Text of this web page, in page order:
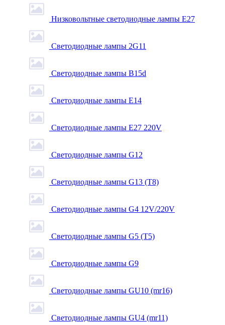
Низковольтные светодиодные лампы E27
Светодиодные лампы 2G11
Светодиодные лампы B15d
Светодиодные лампы E14
Светодиодные лампы E27 220V
Светодиодные лампы G12
Светодиодные лампы G13 (T8)
Светодиодные лампы G4 12V/220V
Светодиодные лампы G5 (T5)
Светодиодные лампы G9
Светодиодные лампы GU10 (mr16)
Светодиодные лампы GU4 (mr11)